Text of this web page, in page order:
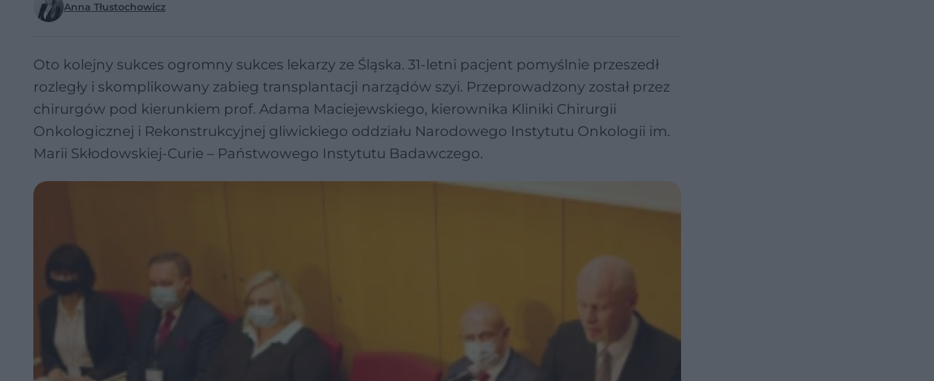
Anna Tłustochowicz
Oto kolejny sukces ogromny sukces lekarzy ze Śląska. 31-letni pacjent pomyślnie przeszedł
rozległy i skomplikowany zabieg transplantacji narządów szyi. Przeprowadzony został przez
chirurgów pod kierunkiem prof. Adama Maciejewskiego, kierownika Kliniki Chirurgii
Onkologicznej i Rekonstrukcyjnej gliwickiego oddziału Narodowego Instytutu Onkologii im.
Marii Skłodowskiej-Curie – Państwowego Instytutu Badawczego.